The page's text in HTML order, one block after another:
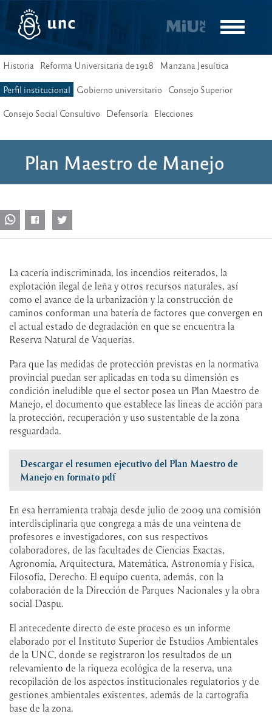
Pasar
contenido
Toggle
Historia Reforma Universitaria de 1918 Manzana Jesuítica
Perfil institucional Gobierno universitario Consejo Superior
Consejo Social Consultivo Defensoría Elecciones
Plan Maestro de Manejo
La cacería indiscriminada, los incendios reiterados, la
explotación ilegal de leña y otros recursos naturales, así
como el avance de la urbanización y la construcción de
caminos conforman una batería de factores que convergen en
el actual estado de degradación en que se encuentra la
Reserva Natural de Vaquerías.
Para que las medidas de protección previstas en la normativa
provincial puedan ser aplicadas en toda su dimensión es
condición ineludible que el sector posea un Plan Maestro de
Manejo, el documento que establece las líneas de acción para
la protección, recuperación y uso sustentable de la zona
resguardada.
Descargar el resumen ejecutivo del Plan Maestro de
Manejo en formato pdf
En esa herramienta trabaja desde julio de 2009 una comisión
interdisciplinaria que congrega a más de una veintena de
profesores e investigadores, con sus respectivos
colaboradores, de las facultades de Ciencias Exactas,
Agronomía, Arquitectura, Matemática, Astronomía y Física,
Filosofía, Derecho. El equipo cuenta, además, con la
colaboración de la Dirección de Parques Nacionales y la obra
social Daspu.
El antecedente directo de este proceso es un informe
elaborado por el Instituto Superior de Estudios Ambientales
de la UNC, donde se registraron los resultados de un
relevamiento de la riqueza ecológica de la reserva, una
recopilación de los aspectos institucionales regulatorios y de
gestiones ambientales existentes, además de la cartografía
base de la zona.